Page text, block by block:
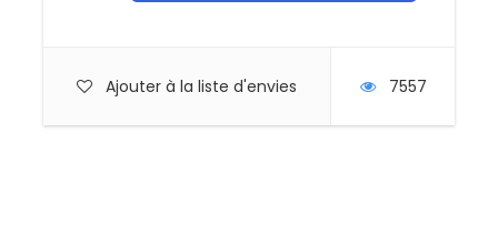
Ajouter à la liste d'envies 7557